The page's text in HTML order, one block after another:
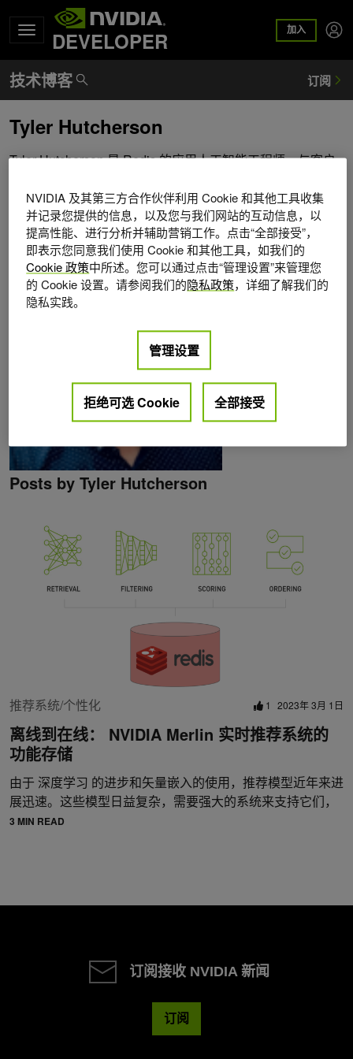
DEVELOPER 加入
Tyler Hutcherson
Tyler Hutcherson 是 Redis 的应用人工智能工程师，与客户
一系列早期电子商务初创公司的 ML Engineering ，负责构
建可扩展的搜索和推荐系统。他的爱好包括实时 ML 系统设
计、矢量数据库、微服务、音乐和大学篮球。
Posts by Tyler Hutcherson
推荐系统/个性化 1 2023年 3月 1日
离线到在线： NVIDIA Merlin 实时推荐系统的
功能存储
由于 深度学习 的进步和矢量嵌入的使用，推荐模型近年来进
展迅速。这些模型日益复杂，需要强大的系统来支持它们，
3 MIN READ
订阅接收 NVIDIA 新闻
订阅
NVIDIA 及其第三方合作伙伴利用 Cookie 和其他工具收集
并记录您提供的信息，以及您与我们网站的互动信息，以
提高性能、进行分析并辅助营销工作。点击“全部接受”，
即表示您同意我们使用 Cookie 和其他工具，如我们的
Cookie 政策中所述。您可以通过点击“管理设置”来管理您
的 Cookie 设置。请参阅我们的隐私政策，详细了解我们的
隐私实践。
管理设置
拒绝可选 Cookie 全部接受